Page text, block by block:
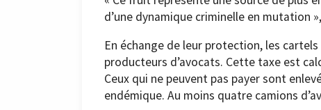
d’une dynamique criminelle en mutation »,
En échange de leur protection, les
producteurs d’avocats. Cette taxe est
Ceux qui ne peuvent pas payer sont
endémique. Au moins quatre camions